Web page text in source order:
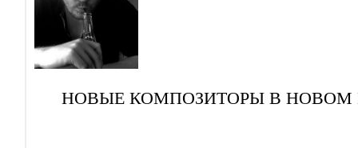
НОВЫЕ КОМПОЗИТОРЫ В НОВОМ